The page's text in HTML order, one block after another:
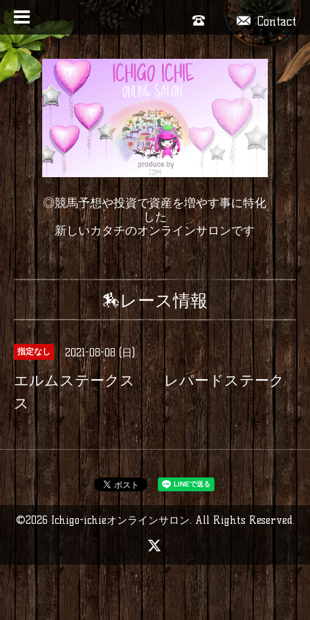
Contact
◎競馬予想や投資で資産を増やす事に特化
した
新しいカタチのオンラインサロンです
🏇レース情報
指定なし 2021-08-08 (日)
エルムステークス レパードステーク
ス
©2026 Ichigo-ichieオンラインサロン. All Rights Reserved.